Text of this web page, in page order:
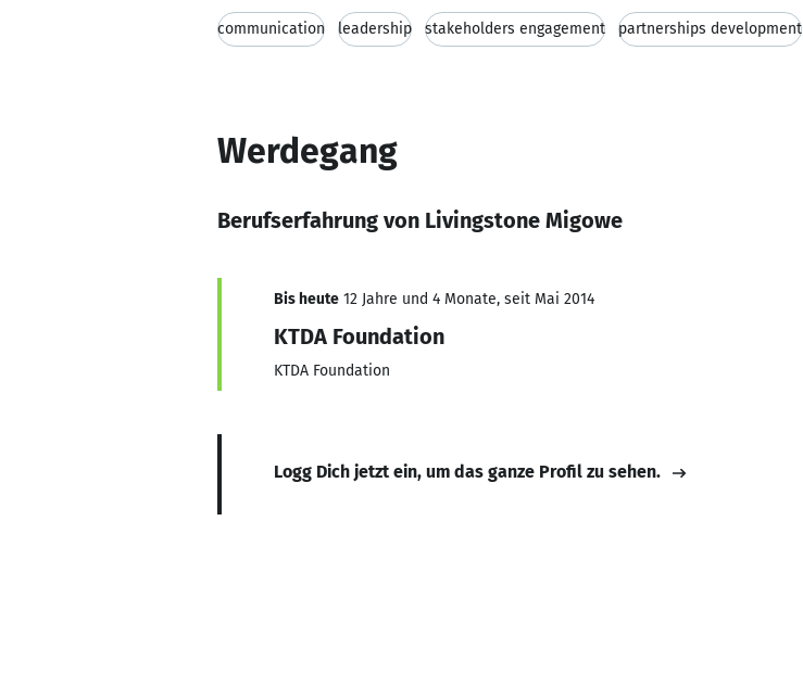
communication leadership stakeholders engagement partnerships development
Werdegang
Berufserfahrung von Livingstone Migowe
Bis heute 12 Jahre und 4 Monate, seit Mai 2014
KTDA Foundation
KTDA Foundation
Logg Dich jetzt ein, um das ganze Profil zu sehen.